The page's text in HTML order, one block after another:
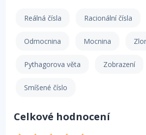
Reálná čísla Racionální čísla
Odmocnina Mocnina
Pythagorova věta Zobrazení
Smíšené číslo
Celkové hodnocení